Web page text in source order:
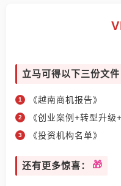
立马可得以下三份文件
《越南商机报告》
《创业案例+转型升级
《投资机构名单》
还有更多惊喜：